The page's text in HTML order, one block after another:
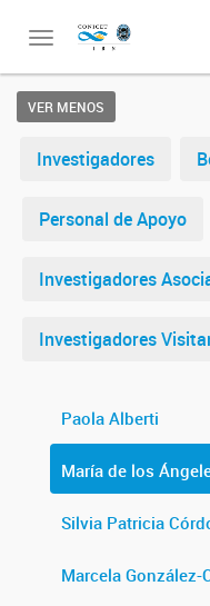
Toggle
VER MENOS
Investigadores
Personal de Apoyo
Investigadores
Investigadores
Paola Alberti
María de los
Silvia Patricia
Marcela González-